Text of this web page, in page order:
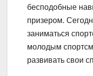
бесподобные
призером.
заниматься
молодым
развивать свои